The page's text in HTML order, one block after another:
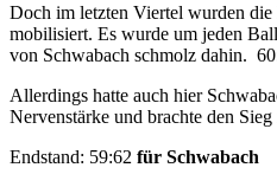
Doch im letzten Viertel wurden
mobilisiert. Es wurde um jeden
von Schwabach schmolz dahin.
Allerdings hatte auch hier
Nervenstärke und brachte den
Endstand: 59:62 für Schwabach